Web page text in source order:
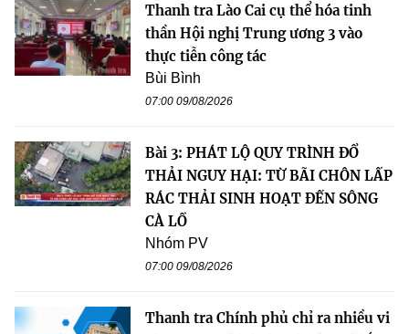
Thanh tra Lào Cai cụ thể hóa tinh
thần Hội nghị Trung ương 3 vào
thực tiễn công tác
Bùi Bình
07:00 09/08/2026
Bài 3: PHÁT LỘ QUY TRÌNH ĐỔ
THẢI NGUY HẠI: TỪ BÃI CHÔN LẤP
RÁC THẢI SINH HOẠT ĐẾN SÔNG
CÀ LỒ
Nhóm PV
07:00 09/08/2026
Thanh tra Chính phủ chỉ ra nhiều vi